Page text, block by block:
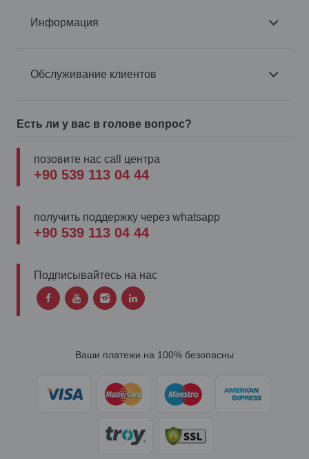
Информация
Обслуживание клиентов
Есть ли у вас в голове вопрос?
позовите нас call центра
+90 539 113 04 44
получить поддержку через whatsapp
+90 539 113 04 44
Подписывайтесь на нас
Ваши платежи на 100% безопасны